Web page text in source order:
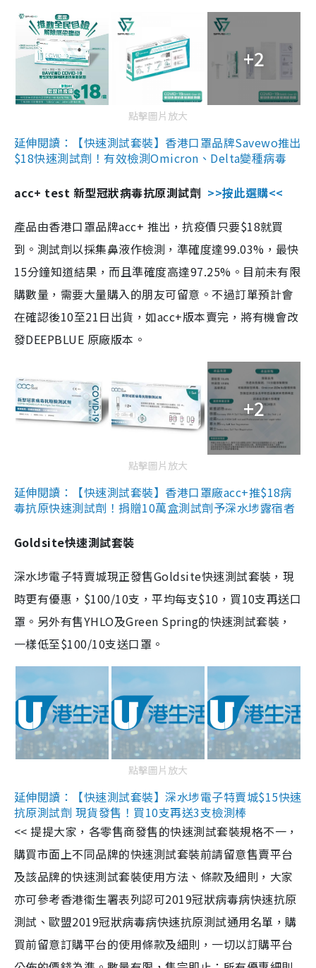
+2
點擊圖片放大
延伸閱讀：【快速測試套裝】香港口罩品牌Savewo推出
$18快速測試劑！有效檢測Omicron、Delta變種病毒
acc+ test 新型冠狀病毒抗原測試劑 >>按此選購<<
產品由香港口罩品牌acc+ 推出，抗疫價只要$18就買
到。測試劑以採集鼻液作檢測，準確度達99.03%，最快
15分鐘知道結果，而且準確度高達97.25%。目前未有限
購數量，需要大量購入的朋友可留意。不過訂單預計會
在確認後10至21日出貨，如acc+版本賣完，將有機會改
發DEEPBLUE 原廠版本。
+2
點擊圖片放大
延伸閱讀：【快速測試套裝】香港口罩廠acc+推$18病
毒抗原快速測試劑！捐贈10萬盒測試劑予深水埗露宿者
Goldsite快速測試套裝
深水埗電子特賣城現正發售Goldsite快速測試套裝，現
時更有優惠，$100/10支，平均每支$10，買10支再送口
罩。另外有售YHLO及Green Spring的快速測試套裝，
一樣低至$100/10支送口罩。
點擊圖片放大
延伸閱讀：【快速測試套裝】深水埗電子特賣城$15快速
抗原測試劑 現貨發售！買10支再送3支檢測棒
<< 提提大家，各零售商發售的快速測試套裝規格不一，
購買市面上不同品牌的快速測試套裝前請留意售賣平台
及該品牌的快速測試套裝使用方法、條款及細則，大家
亦可參考香港衞生署表列認可2019冠狀病毒病快速抗原
測試、歐盟2019冠狀病毒病快速抗原測試通用名單，購
買前留意訂購平台的使用條款及細則，一切以訂購平台